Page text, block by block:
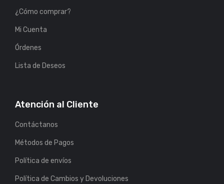
¿Cómo comprar?
Mi Cuenta
Órdenes
Lista de Deseos
Atención al Cliente
Contáctanos
Métodos de Pagos
Política de envíos
Política de Cambios y Devoluciones